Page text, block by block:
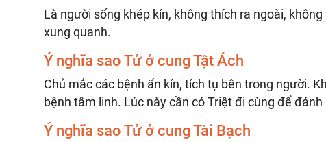
Là người sống khép kín, không thích ra ngoài,
xung quanh.
Ý nghĩa sao Tử ở cung Tật Ách
Chủ mắc các bệnh ẩn kín, tích tụ bên trong người.
bệnh tâm linh. Lúc này cần có Triệt đi cùng để
Ý nghĩa sao Tử ở cung Tài Bạch